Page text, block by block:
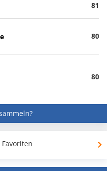
81
80
80
Favoriten